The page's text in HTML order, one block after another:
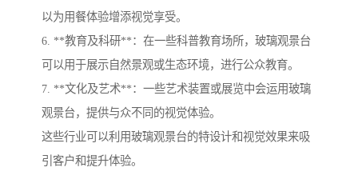
以为用餐体验增添视觉享受。
6. **教育及科研**：在一些科普教育场所，玻璃观景台
可以用于展示自然景观或生态环境，进行公众教育。
7. **文化及艺术**：一些艺术装置或展览中会运用玻璃
观景台，提供与众不同的视觉体验。
这些行业可以利用玻璃观景台的特设计和视觉效果来吸
引客户和提升体验。